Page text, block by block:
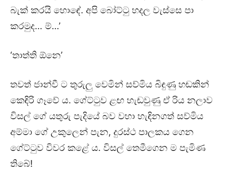
බැක් කරයි හොඳේ. අපි බෝට්ටු හදල වැස්සෙ පා
කරමුද… ම්…’
‘තාත්ති ඕනෙ’
තවත් ජාන්වී ට තුරුලු වෙමින් සව්මිය බිඳුණු හඬකින්
කෙඳිරි ගෑවේ ය. ගේට්ටුව ළඟ හැඬවුණු ඒ රිය නලාව
විසල් ගේ යතුරු පැදියේ බව වහා හැඳිනගත් සව්මිය
අම්මා ගේ උකුලෙන් පැන, දුරස්ථ පාලකය ගෙන
ගේට්ටුව විවර කළේ ය. විසල් තෙමීගෙන ම පැමිණ
තිබේ!